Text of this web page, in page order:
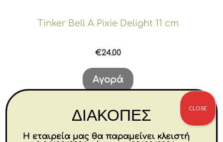
Tinker Bell A Pixie Delight 11 cm
€24.00
Αγορά
ΔΙΑΚΟΠΕΣ
Η εταιρεία μας θα παραμείνει κλειστή
CLOSE